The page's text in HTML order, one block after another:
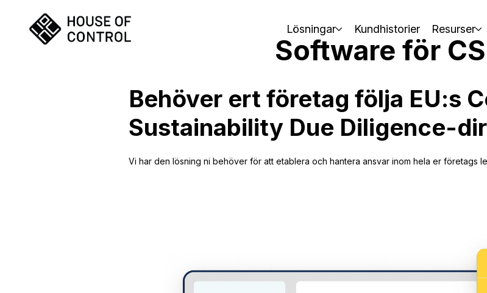
Lösningar Kundhistorier Resurser
Software för
Behöver ert företag följa EU:s
Sustainability Due Diligence-
Vi har den lösning ni behöver för att etablera och hantera ansvar inom hela er företags